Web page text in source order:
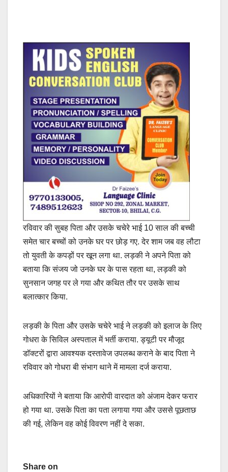
रविवार की सुबह पिता और उसके चचेरे भाई 10 साल की बच्ची
समेत चार बच्चों को उनके घर पर छोड़ गए. देर शाम जब वह लौटा
तो युवती के कपड़ों पर खून लगा था. लड़की ने अपने पिता को
बताया कि संजय जो उनके घर के पास रहता था, लड़की को
सुनसान जगह पर ले गया और कथित तौर पर उसके साथ
बलात्कार किया.
लड़की के पिता और उसके चचेरे भाई ने लड़की को इलाज के लिए
गोधरा के सिविल अस्पताल में भर्ती कराया. ड्यूटी पर मौजूद
डॉक्टरों द्वारा आवश्यक दस्तावेज उपलब्ध कराने के बाद पिता ने
रविवार को गोधरा बी संभाग थाने में मामला दर्ज कराया.
अधिकारियों ने बताया कि आरोपी वारदात को अंजाम देकर फरार
हो गया था. उसके पिता का पता लगाया गया और उससे पूछताछ
की गई, लेकिन वह कोई विवरण नहीं दे सका.
Share on